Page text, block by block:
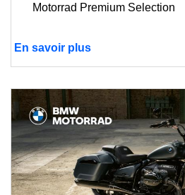
Motorrad Premium Selection
En savoir plus